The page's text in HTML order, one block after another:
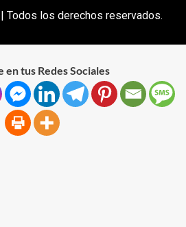
Todos los derechos reservados.
en tus Redes Sociales